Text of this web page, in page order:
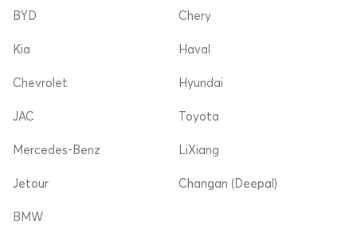
BYD
Kia
Chevrolet
Chery
Haval
Hyundai
JAC
Mercedes-Benz
Jetour
Toyota
LiXiang
Changan (Deepal)
BMW